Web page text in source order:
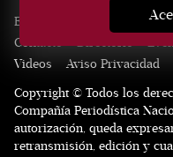
Edición Impresa Noticias
Contacto
Directorio
Videos
Aviso Privacidad
Copyright © Todos los
Compañía Periodística
autorización, queda
retransmisión, edición y